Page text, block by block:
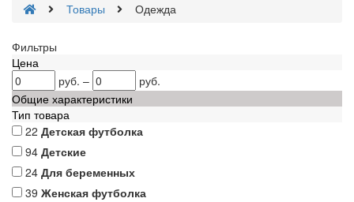
Товары
Одежда
Фильтры
Цена
руб. –
руб.
Общие характеристики
Тип товара
22 Детская футболка
94 Детские
24 Для беременных
39 Женская футболка